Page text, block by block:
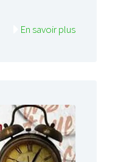
En savoir plus